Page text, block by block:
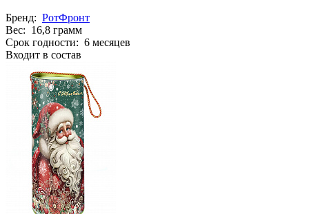
Бренд: РотФронт
Вес: 16,8 грамм
Срок годности: 6 месяцев
Входит в состав